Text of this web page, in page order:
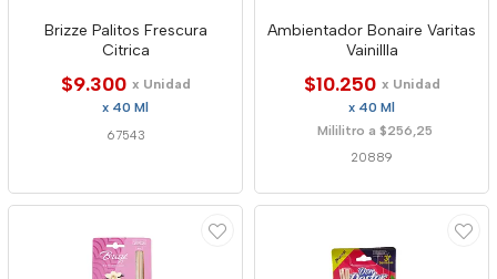
Brizze Palitos Frescura
Citrica
$9.300 x Unidad
x 40 Ml
67543
Ambientador Bonaire Varitas
Vainillla
$10.250 x Unidad
x 40 Ml
Mililitro a $256,25
20889